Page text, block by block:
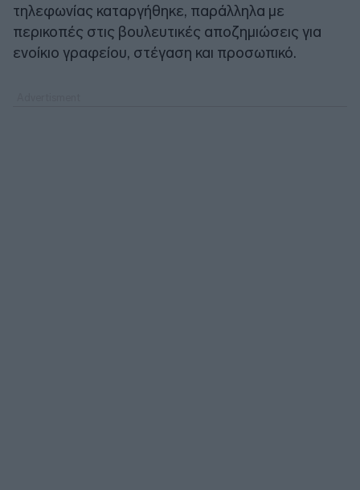
τηλεφωνίας καταργήθηκε, παράλληλα με
περικοπές στις βουλευτικές αποζημιώσεις για
ενοίκιο γραφείου, στέγαση και προσωπικό.